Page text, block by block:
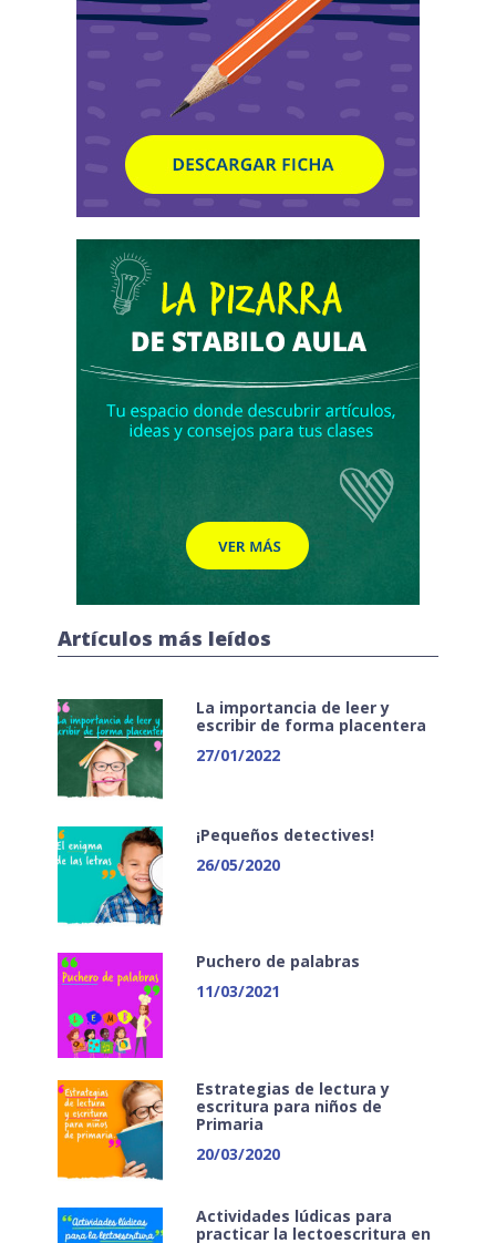
Artículos más leídos
La importancia de leer y
escribir de forma placentera
27/01/2022
¡Pequeños detectives!
26/05/2020
Puchero de palabras
11/03/2021
Estrategias de lectura y
escritura para niños de
Primaria
20/03/2020
Actividades lúdicas para
practicar la lectoescritura en